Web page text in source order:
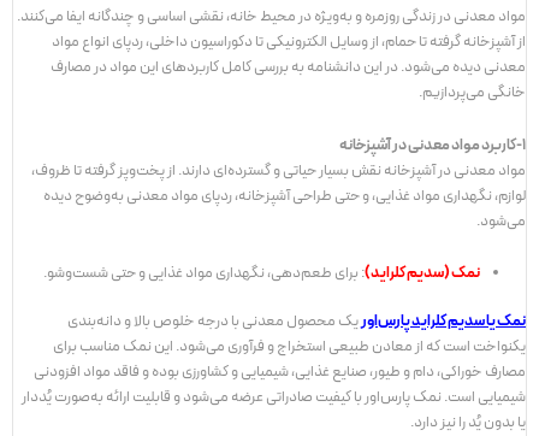
مواد معدنی در زندگی روزمره و به‌ویژه در محیط خانه، نقشی اساسی و چندگانه ایفا می‌کنند.
از آشپزخانه گرفته تا حمام، از وسایل الکترونیکی تا دکوراسیون داخلی، ردپای انواع مواد
معدنی دیده می‌شود. در این دانشنامه به بررسی کامل کاربردهای این مواد در مصارف
خانگی می‌پردازیم.
1-کاربرد مواد معدنی در آشپزخانه
مواد معدنی در آشپزخانه نقش بسیار حیاتی و گسترده‌ای دارند. از پخت‌وپز گرفته تا ظروف،
لوازم، نگهداری مواد غذایی، و حتی طراحی آشپزخانه، ردپای مواد معدنی به‌وضوح دیده
می‌شود.
نمک (سدیم کلراید): برای طعم‌دهی، نگهداری مواد غذایی و حتی شست‌وشو.
نمک یا سدیم کلراید پارس‌اوریک محصول معدنی با درجه خلوص بالا و دانه‌بندی
یکنواخت است که از معادن طبیعی استخراج و فرآوری می‌شود. این نمک مناسب برای
مصارف خوراکی، دام و طیور، صنایع غذایی، شیمیایی و کشاورزی بوده و فاقد مواد افزودنی
شیمیایی است. نمک پارس‌اور با کیفیت صادراتی عرضه می‌شود و قابلیت ارائه به‌صورت یُددار
یا بدون یُد را نیز دارد.